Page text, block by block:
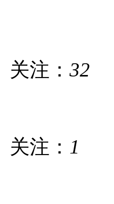
关注： 32
关注： 1